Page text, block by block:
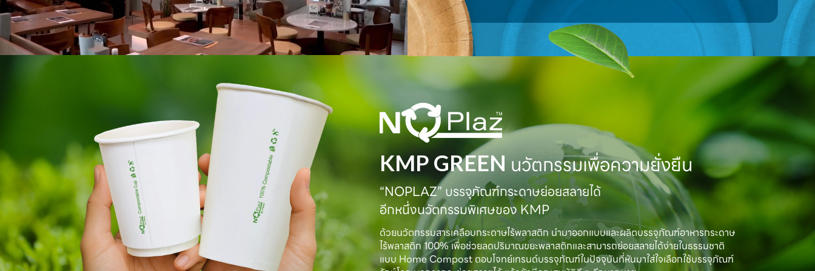
KMP GREENนวัตกรรมเพื่อความยั่งยืน
“NOPLAZ” บรรจุภัณฑ์กระดาษย่อยสลายได้
อีกหนึ่งนวัตกรรมพิเศษของ KMP
ด้วยนวัตกรรมสารเคลือบกระดาษไร้พลาสติก นำมาออกแบบและผลิตบรรจุภัณฑ์อาหารกระดาษ
ไร้พลาสติก 100% เพื่อช่วยลดปริมาณขยะพลาสติกและสามารถย่อยสลายได้ง่ายในธรรมชาติ
แบบ Home Compost ตอบโจทย์เทรนด์บรรจุภัณฑ์ในปัจจุบันที่หันมาใส่ใจเลือกใช้บรรจุภัณฑ์